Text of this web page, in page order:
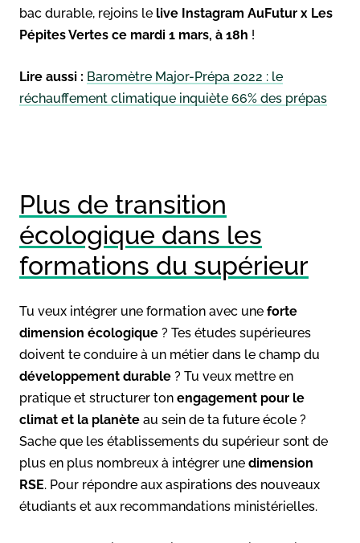
bac durable, rejoins le live Instagram AuFutur x Les
Pépites Vertes ce mardi 1 mars, à 18h !
Lire aussi : Baromètre Major-Prépa 2022 : le
réchauffement climatique inquiète 66% des prépas
Plus de transition
écologique dans les
formations du supérieur
Tu veux intégrer une formation avec une forte
dimension écologique ? Tes études supérieures
doivent te conduire à un métier dans le champ du
développement durable ? Tu veux mettre en
pratique et structurer ton engagement pour le
climat et la planète au sein de ta future école ?
Sache que les établissements du supérieur sont de
plus en plus nombreux à intégrer une dimension
RSE. Pour répondre aux aspirations des nouveaux
étudiants et aux recommandations ministérielles.